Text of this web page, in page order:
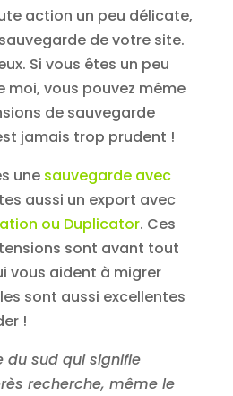
action un peu délicate,
de votre site.
Si vous êtes un peu
moi, vous pouvez même
de sauvegarde
jamais trop prudent !
une sauvegarde avec
aussi un export avec
ou Duplicator. Ces
sont avant tout
vous aident à migrer
sont aussi excellentes
!
du sud qui signifie
recherche, même le